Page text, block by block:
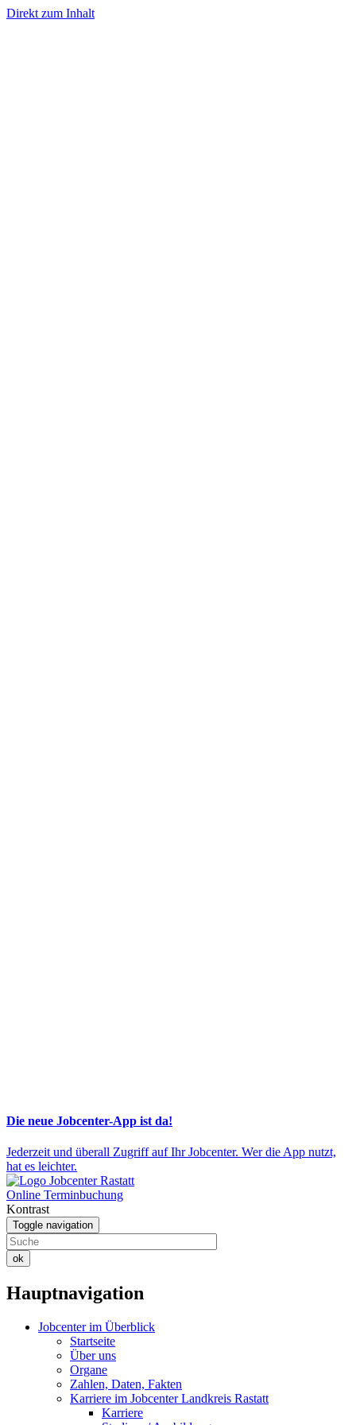
Direkt zum Inhalt
Die neue Jobcenter-App ist da!
Jederzeit und überall Zugriff auf Ihr Jobcenter. Wer die App nutzt,
hat es leichter.
Online Terminbuchung
Kontrast
Toggle navigation
ok
Hauptnavigation
Jobcenter im Überblick
Startseite
Über uns
Organe
Zahlen, Daten, Fakten
Karriere im Jobcenter Landkreis Rastatt
Karriere